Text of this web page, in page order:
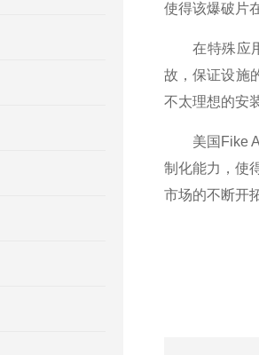
AC-motoren交流电机ACM 160M-4参数介
AC-MOTOREN电机FCPA 80B-6参数介绍
AC-MOTOREN电机FCPA 71B-2参数介绍
使得该爆破片
在特殊应用
故，保证设施
不太理想的安
美国Fike
制化能力，使
市场的不断开